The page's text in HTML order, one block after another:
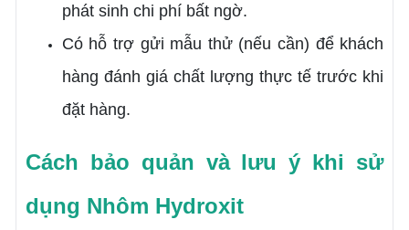
phát sinh chi phí bất ngờ.
Có hỗ trợ gửi mẫu thử (nếu cần) để khách
hàng đánh giá chất lượng thực tế trước khi
đặt hàng.
Cách bảo quản và lưu ý khi sử
dụng Nhôm Hydroxit